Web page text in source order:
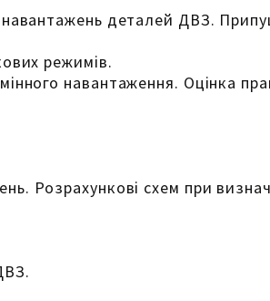
деталей ДВЗ.
режимів.
навантаження. Оцінка
Розрахункові схем при